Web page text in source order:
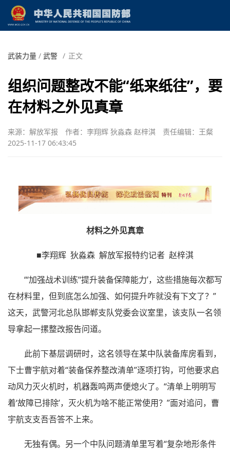
武装力量 / 武警 / 正文
组织问题整改不能“纸来纸往”，要
在材料之外见真章
来源：解放军报 作者：李翔辉 狄淼森 赵梓淇
责任编辑：王粲
2025-11-17 06:43:45
材料之外见真章
■李翔辉 狄淼森 解放军报特约记者 赵梓淇
“‘加强战术训练’‘提升装备保障能力’，这些措施每次都写
在材料里，但到底怎么加强、如何提升咋就没有下文了？”
这天，武警河北总队邯郸支队党委会议室里，该支队一名领
导拿起一摞整改报告问道。
此前下基层调研时，这名领导在某中队装备库房看到，
下士曹宇航对着“装备保养整改清单”逐项打钩，可他要求启
动风力灭火机时，机器轰鸣两声便熄火了。“清单上明明写
着‘故障已排除’，灭火机为啥不能正常使用？”面对追问，曹
宇航支支吾吾答不上来。
无独有偶。另一个中队问题清单里写着“复杂地形条件